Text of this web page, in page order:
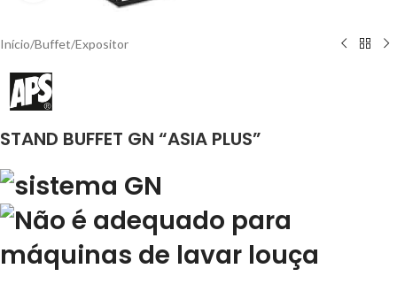
Início/Buffet/Expositor
STAND BUFFET GN “ASIA PLUS”